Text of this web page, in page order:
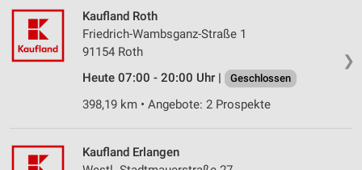
❯
Kaufland Roth
Friedrich-Wambsganz-Straße 1
91154 Roth
Heute 07:00 - 20:00 Uhr |
Geschlossen
398,19 km • Angebote: 2 Prospekte
Kaufland Erlangen